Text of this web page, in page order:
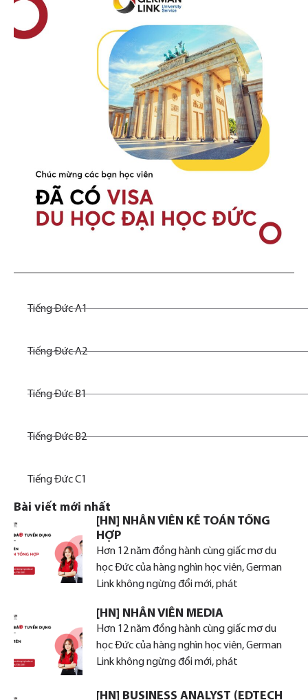
Tiếng Đức A1
Tiếng Đức A2
Tiếng Đức B1
Tiếng Đức B2
Tiếng Đức C1
Bài viết mới nhất
[HN] NHÂN VIÊN KẾ TOÁN TỔNG
HỢP
Hơn 12 năm đồng hành cùng giấc mơ du
học Đức của hàng nghìn học viên, German
Link không ngừng đổi mới, phát
[HN] NHÂN VIÊN MEDIA
Hơn 12 năm đồng hành cùng giấc mơ du
học Đức của hàng nghìn học viên, German
Link không ngừng đổi mới, phát
[HN] BUSINESS ANALYST (EDTECH